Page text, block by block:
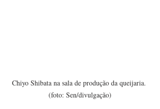
Chiyo Shibata na sala de produção da queijaria.
(foto: Sen/divulgação)